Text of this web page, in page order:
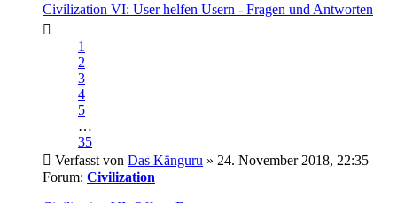
Civilization VI: User helfen Usern - Fragen und Antworten
1
2
3
4
5
…
35
Verfasst von Das Känguru » 24. November 2018, 22:35
Forum: Civilization